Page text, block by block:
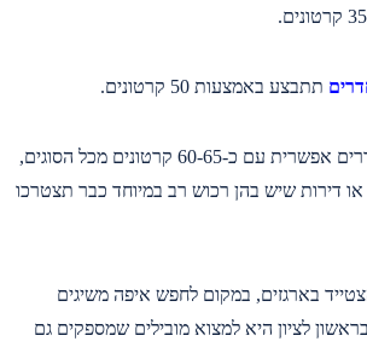
תתבצע באמצעות 50 קרטונים.
√ אריזה של דירת 4 חדרים אפשרית עם כ-60-65 קרטונים מכל הסוגים,
או דירות שיש בהן רכוש רב במיוחד כבר תצטרכו
בארגזים, במקום לחפש איפה משיגים
לציון היא למצוא מובילים שמספקים גם